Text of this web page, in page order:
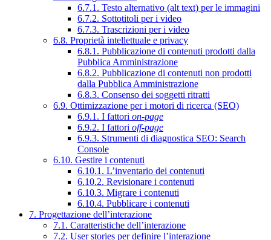
6.7.1. Testo alternativo (alt text) per le immagini
6.7.2. Sottotitoli per i video
6.7.3. Trascrizioni per i video
6.8. Proprietà intellettuale e privacy
6.8.1. Pubblicazione di contenuti prodotti dalla
Pubblica Amministrazione
6.8.2. Pubblicazione di contenuti non prodotti
dalla Pubblica Amministrazione
6.8.3. Consenso dei soggetti ritratti
6.9. Ottimizzazione per i motori di ricerca (SEO)
6.9.1. I fattori on-page
6.9.2. I fattori off-page
6.9.3. Strumenti di diagnostica SEO: Search
Console
6.10. Gestire i contenuti
6.10.1. L’inventario dei contenuti
6.10.2. Revisionare i contenuti
6.10.3. Migrare i contenuti
6.10.4. Pubblicare i contenuti
7. Progettazione dell’interazione
7.1. Caratteristiche dell’interazione
7.2. User stories per definire l’interazione